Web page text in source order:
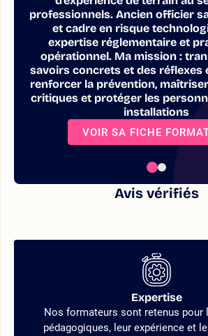
professionnels. Ancien officier
et cadre en risque
expertise réglementaire et
opérationnel. Ma mission :
savoirs concrets et des réflexes
renforcer la prévention,
critiques et protéger les
installations
VOIR SA FICHE
Avis vérifiés
Expertise
Nos formateurs sont retenus pour
pédagogiques, leur expérience et